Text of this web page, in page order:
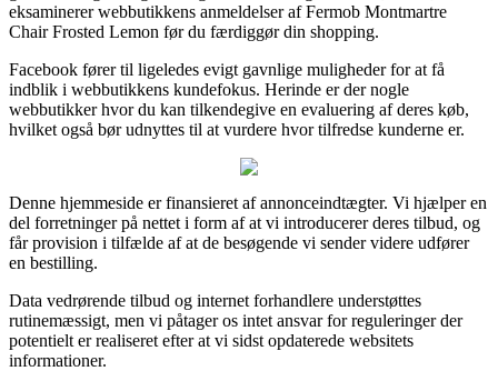
eksaminerer webbutikkens anmeldelser af Fermob Montmartre
Chair Frosted Lemon før du færdiggør din shopping.
Facebook fører til ligeledes evigt gavnlige muligheder for at få
indblik i webbutikkens kundefokus. Herinde er der nogle
webbutikker hvor du kan tilkendegive en evaluering af deres køb,
hvilket også bør udnyttes til at vurdere hvor tilfredse kunderne er.
Denne hjemmeside er finansieret af annonceindtægter. Vi hjælper en
del forretninger på nettet i form af at vi introducerer deres tilbud, og
får provision i tilfælde af at de besøgende vi sender videre udfører
en bestilling.
Data vedrørende tilbud og internet forhandlere understøttes
rutinemæssigt, men vi påtager os intet ansvar for reguleringer der
potentielt er realiseret efter at vi sidst opdaterede websitets
informationer.